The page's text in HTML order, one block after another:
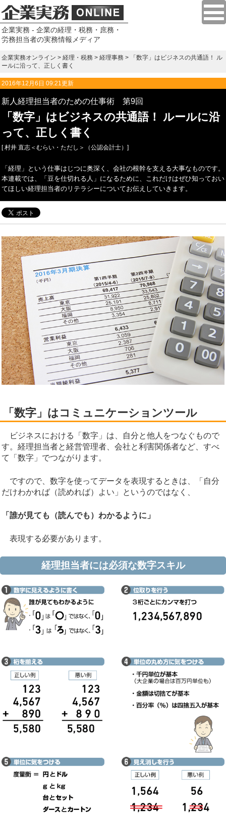
企業実務 - 企業の経理・税務・庶務・
労務担当者の実務情報メディア
企業実務オンライン > 経理・税務 > 経理事務 > 「数字」はビジネスの共通語！ ル
ールに沿って、正しく書く
2016年12月6日 09:21更新
新人経理担当者のための仕事術 第9回
「数字」はビジネスの共通語！ ルールに沿
って、正しく書く
[ 村井 直志＜むらい・ただし＞（公認会計士）]
「経理」という仕事はじつに奥深く、会社の根幹を支える大事なものです。
本連載では、「豆を仕切れる人」になるために、これだけはぜひ知っておい
てほしい経理担当者のリテラシーについてお伝えしていきます。
「数字」はコミュニケーションツール
ビジネスにおける「数字」は、自分と他人をつなぐもので
す。経理担当者と経営管理者、会社と利害関係者など、すべ
て「数字」でつながります。
ですので、数字を使ってデータを表現するときは、「自分
だけわかれば（読めれば）よい」というのではなく、
「誰が見ても（読んでも）わかるように」
表現する必要があります。
経理担当者には必須な数字スキル